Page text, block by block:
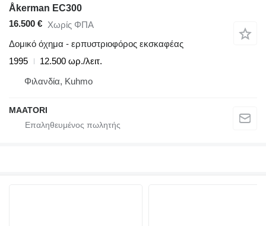
Åkerman EC300
16.500 € Χωρίς ΦΠΑ
Δομικό όχημα - ερπυστριοφόρος εκσκαφέας
1995
12.500 ωρ./λειτ.
Φιλανδία, Kuhmo
MAATORI